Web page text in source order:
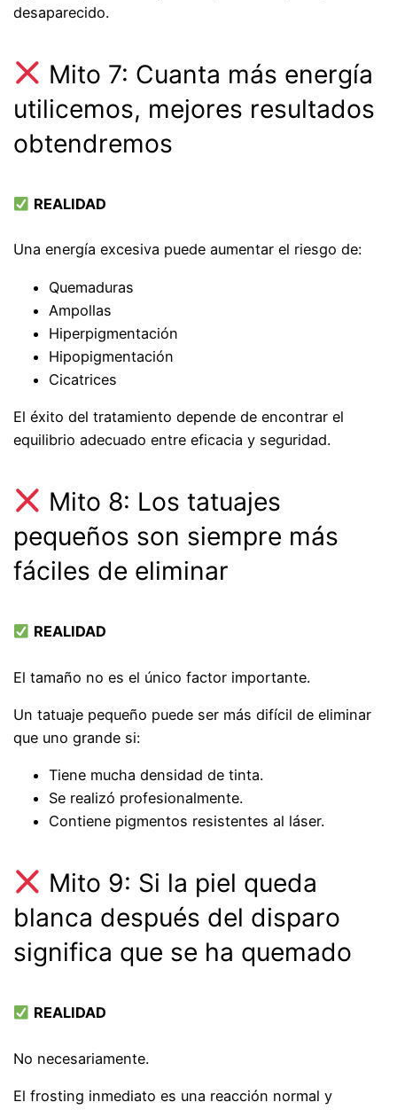
desaparecido.
Mito 7: Cuanta más energía
utilicemos, mejores resultados
obtendremos
REALIDAD
Una energía excesiva puede aumentar el riesgo de:
Quemaduras
Ampollas
Hiperpigmentación
Hipopigmentación
Cicatrices
El éxito del tratamiento depende de encontrar el
equilibrio adecuado entre eficacia y seguridad.
Mito 8: Los tatuajes
pequeños son siempre más
fáciles de eliminar
REALIDAD
El tamaño no es el único factor importante.
Un tatuaje pequeño puede ser más difícil de eliminar
que uno grande si:
Tiene mucha densidad de tinta.
Se realizó profesionalmente.
Contiene pigmentos resistentes al láser.
Mito 9: Si la piel queda
blanca después del disparo
significa que se ha quemado
REALIDAD
No necesariamente.
El frosting inmediato es una reacción normal y